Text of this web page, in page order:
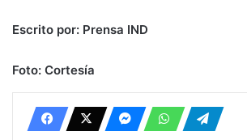
Escrito por: Prensa IND
Foto: Cortesía